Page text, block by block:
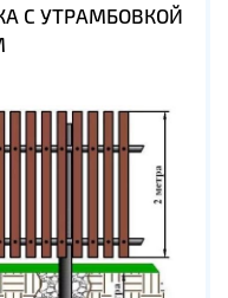
С УТРАМБОВКОЙ